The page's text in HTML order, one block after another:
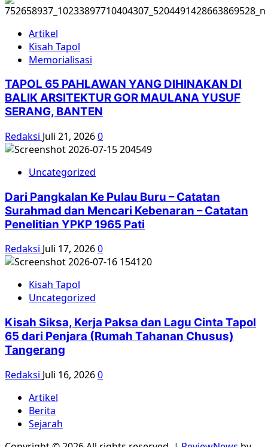
Artikel
Kisah Tapol
Memorialisasi
TAPOL 65 PAHLAWAN YANG DIHINAKAN DI
BALIK ARSITEKTUR GOR MAULANA YUSUF
SERANG, BANTEN
Redaksi Juli 21, 20260
Uncategorized
Dari Pangkalan Ke Pulau Buru – Catatan
Surahmad dan Mencari Kebenaran – Catatan
Penelitian YPKP 1965 Pati
Redaksi Juli 17, 20260
Kisah Tapol
Uncategorized
Kisah Siksa, Kerja Paksa dan Lagu Cinta Tapol
65 dari Penjara (Rumah Tahanan Chusus)
Tangerang
Redaksi Juli 16, 20260
Artikel
Berita
Sejarah